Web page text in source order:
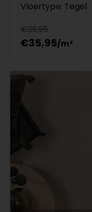
Vloertype: Tegel
€39,95
€35,95